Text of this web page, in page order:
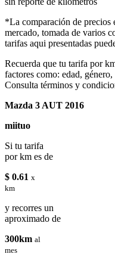
*La comparación de precios
mercado, tomada de varios
tarifas aqui presentadas
Recuerda que tu tarifa por
factores como: edad,
Consulta términos y
Mazda 3 AUT 2016
miituo
Si tu tarifa
por km es de
$ 0.61 x
km
y recorres un
aproximado de
300km al
mes